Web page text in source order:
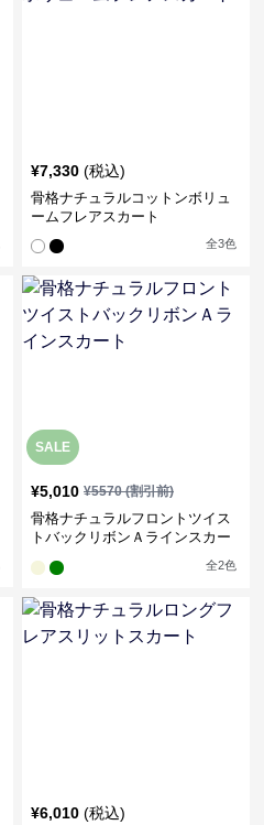
¥7,330 (税込)
骨格ナチュラルコットンボリュ
ームフレアスカート
全3色
SALE
¥5,010 ¥5570(割引前)
骨格ナチュラルフロントツイス
トバックリボンＡラインスカー
全2色
¥6,010 (税込)